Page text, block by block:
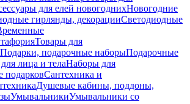
для елей новогоднихНовогодние
гирлянды, декорацииСветодиодные
Товары для
Подарки, подарочные наборыПодарочные
лица и телаНаборы для
подарковСантехника и
Душевые кабины, поддоны,
УмывальникиУмывальники со